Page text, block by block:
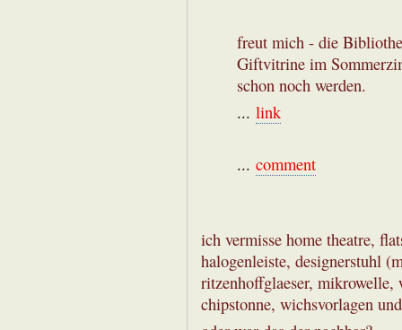
freut mich - die
Giftvitrine im
schon noch werden.
... link
... comment
ich vermisse home theatre,
halogenleiste, designerstuhl
ritzenhoffglaeser, mikrowelle,
chipstonne, wichsvorlagen